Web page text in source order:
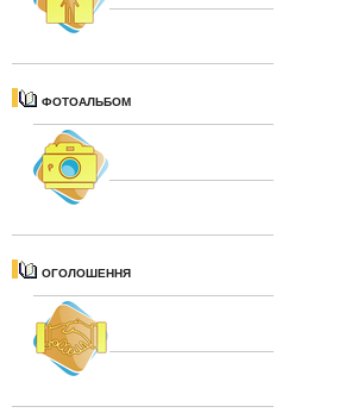
ФОТОАЛЬБОМ
ОГОЛОШЕННЯ